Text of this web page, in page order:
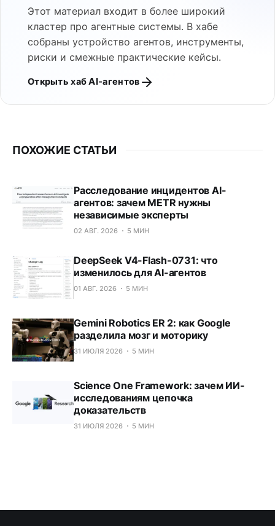
Этот материал входит в более широкий
кластер про агентные системы. В хабе
собраны устройство агентов, инструменты,
риски и смежные практические кейсы.
Открыть хаб AI-агентов
ПОХОЖИЕ СТАТЬИ
Расследование инцидентов AI-
агентов: зачем METR нужны
независимые эксперты
02 АВГ. 2026 5 МИН
DeepSeek V4-Flash-0731: что
изменилось для AI-агентов
01 АВГ. 2026 5 МИН
Gemini Robotics ER 2: как Google
разделила мозг и моторику
31 ИЮЛЯ 2026 5 МИН
Science One Framework: зачем ИИ-
исследованиям цепочка
доказательств
31 ИЮЛЯ 2026 5 МИН